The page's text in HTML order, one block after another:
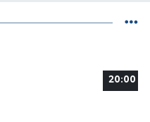
20:00